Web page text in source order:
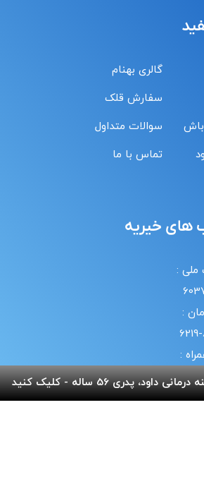
گالری بهنام
سفارش قلک
سوالات متداول
تماس با ما
های خیریه
ملی :
:
:
پدری 56 ساله - کلیک کنید